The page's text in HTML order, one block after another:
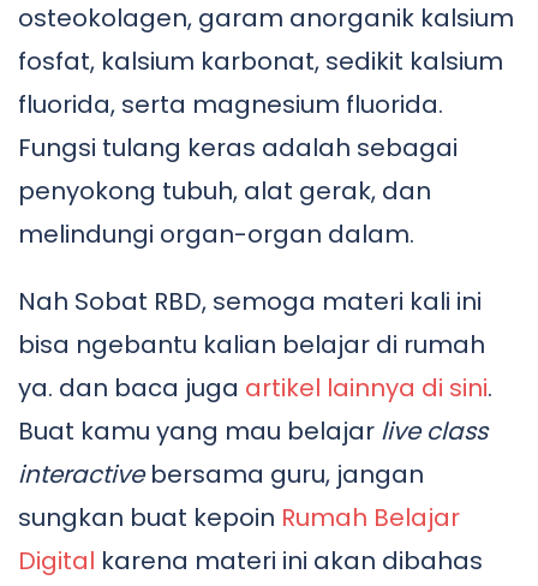
osteokolagen, garam anorganik kalsium
fosfat, kalsium karbonat, sedikit kalsium
fluorida, serta magnesium fluorida.
Fungsi tulang keras adalah sebagai
penyokong tubuh, alat gerak, dan
melindungi organ-organ dalam.
Nah Sobat RBD, semoga materi kali ini
bisa ngebantu kalian belajar di rumah
ya. dan baca juga artikel lainnya di sini.
Buat kamu yang mau belajar live class
interactivebersama guru, jangan
sungkan buat kepoin Rumah Belajar
Digital karena materi ini akan dibahas